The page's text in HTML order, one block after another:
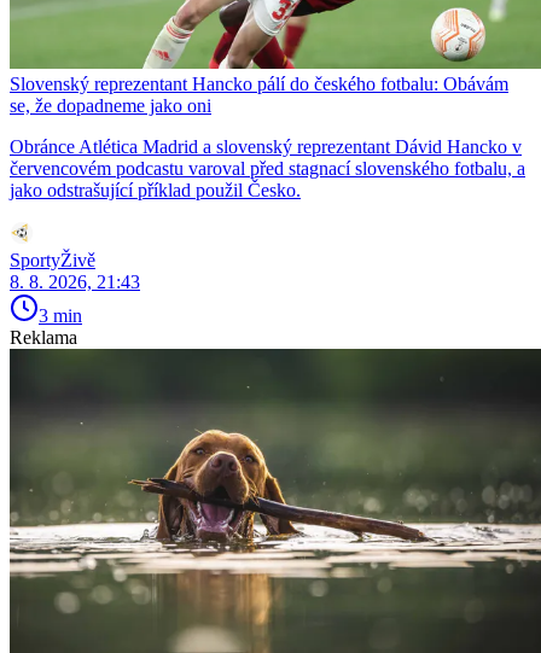
Slovenský reprezentant Hancko pálí do českého fotbalu: Obávám
se, že dopadneme jako oni
Obránce Atlética Madrid a slovenský reprezentant Dávid Hancko v
červencovém podcastu varoval před stagnací slovenského fotbalu, a
jako odstrašující příklad použil Česko.
SportyŽivě
8. 8. 2026, 21:43
3 min
Reklama